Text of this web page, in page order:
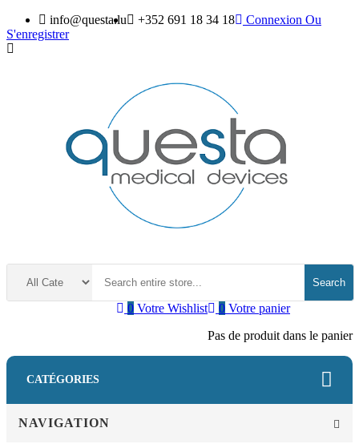
info@questa.lu +352 691 18 34 18 Connexion Ou
S'enregistrer
Search
0 Votre panier
Pas de produit dans le panier
0 Votre Wishlist
CATÉGORIES
NAVIGATION